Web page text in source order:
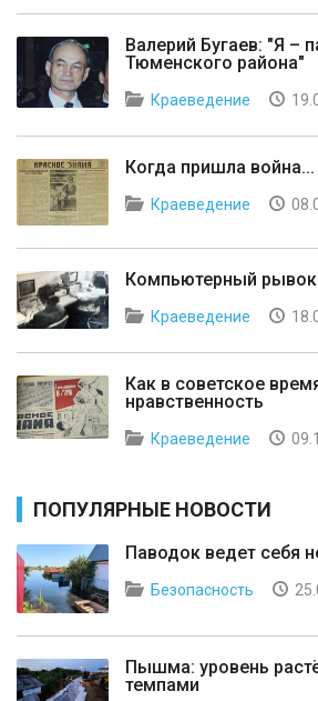
Валерий Бугаев: "Я –
Тюменского района"
Краеведение
Когда пришла война...
Краеведение
Компьютерный рывок
Краеведение
Как в советское
нравственность
Краеведение
ПОПУЛЯРНЫЕ НОВОСТИ
Паводок ведет себя
Безопасность
Пышма: уровень
темпами